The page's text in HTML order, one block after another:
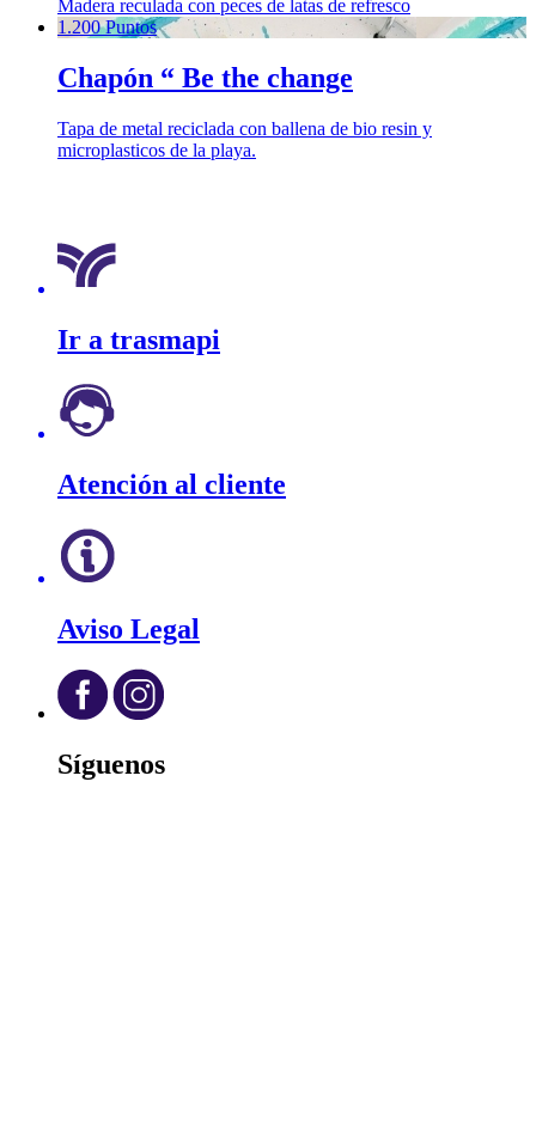
Madera reculada con peces de latas de refresco
1.200 Puntos
Chapón “ Be the change
Tapa de metal reciclada con ballena de bio resin y
microplasticos de la playa.
Ir a trasmapi
Atención al cliente
Aviso Legal
Síguenos